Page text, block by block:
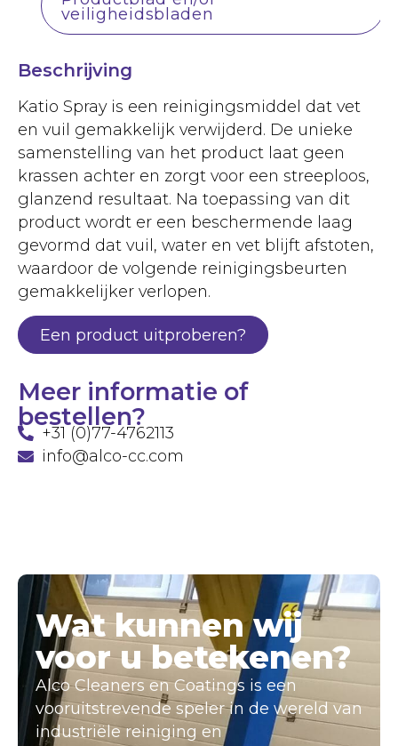
veiligheidsbladen
Beschrijving
Katio Spray is een reinigingsmiddel dat vet
en vuil gemakkelijk verwijderd. De unieke
samenstelling van het product laat geen
krassen achter en zorgt voor een streeploos,
glanzend resultaat. Na toepassing van dit
product wordt er een beschermende laag
gevormd dat vuil, water en vet blijft afstoten,
waardoor de volgende reinigingsbeurten
gemakkelijker verlopen.
Een product uitproberen?
Meer informatie of
bestellen?
+31 (0)77-4762113
info@alco-cc.com
Wat kunnen wij
voor u betekenen?
Alco Cleaners en Coatings is een
vooruitstrevende speler in de wereld van
industriële reiniging en